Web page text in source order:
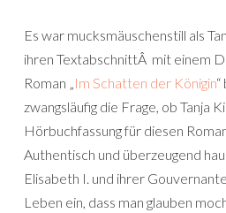
Es war mucksmäuschenstill als
ihren TextabschnittÂ mit einem
Roman „
Im Schatten der Königin
zwangsläufig die Frage, ob Tanja
Hörbuchfassung für diesen
Authentisch und überzeugend
Elisabeth I. und ihrer
Leben ein, dass man glauben